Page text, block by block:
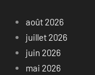
août 2026
juillet 2026
juin 2026
mai 2026